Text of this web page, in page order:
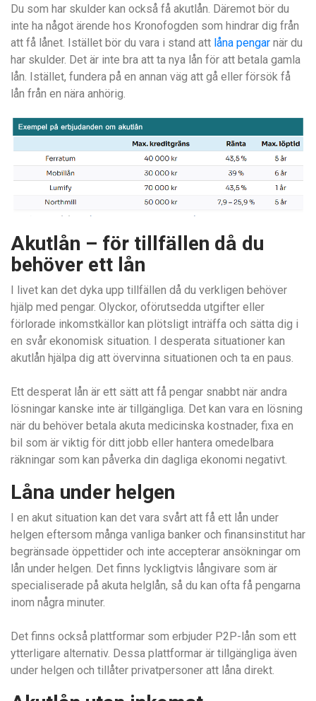
Du som har skulder kan också få akutlån. Däremot bör du
inte ha något ärende hos Kronofogden som hindrar dig från
att få lånet. Istället bör du vara i stand att låna pengar när du
har skulder. Det är inte bra att ta nya lån för att betala gamla
lån. Istället, fundera på en annan väg att gå eller försök få
lån från en nära anhörig.
Akutlån – för tillfällen då du
behöver ett lån
I livet kan det dyka upp tillfällen då du verkligen behöver
hjälp med pengar. Olyckor, oförutsedda utgifter eller
förlorade inkomstkällor kan plötsligt inträffa och sätta dig i
en svår ekonomisk situation. I desperata situationer kan
akutlån hjälpa dig att övervinna situationen och ta en paus.
Ett desperat lån är ett sätt att få pengar snabbt när andra
lösningar kanske inte är tillgängliga. Det kan vara en lösning
när du behöver betala akuta medicinska kostnader, fixa en
bil som är viktig för ditt jobb eller hantera omedelbara
räkningar som kan påverka din dagliga ekonomi negativt.
Låna under helgen
I en akut situation kan det vara svårt att få ett lån under
helgen eftersom många vanliga banker och finansinstitut har
begränsade öppettider och inte accepterar ansökningar om
lån under helgen. Det finns lyckligtvis långivare som är
specialiserade på akuta helglån, så du kan ofta få pengarna
inom några minuter.
Det finns också plattformar som erbjuder P2P-lån som ett
ytterligare alternativ. Dessa plattformar är tillgängliga även
under helgen och tillåter privatpersoner att låna direkt.